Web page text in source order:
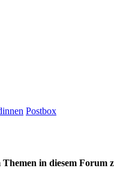
Postbox
in diesem Forum